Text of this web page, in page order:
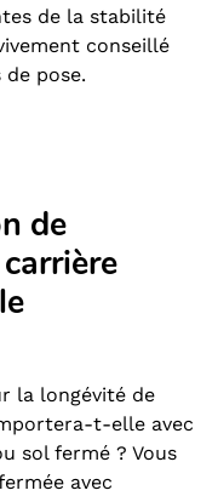
de la stabilité
conseillé
pose.
de
la longévité de
t-elle avec
sol fermé ? Vous
avec